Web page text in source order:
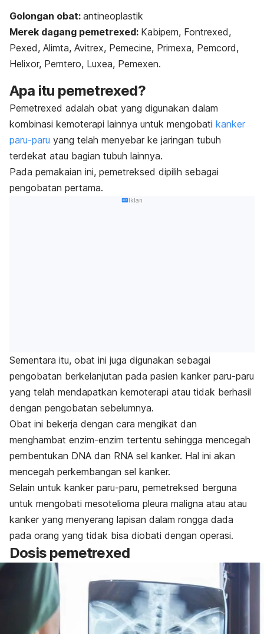
Golongan obat: antineoplastik
Merek dagang pemetrexed: Kabipem, Fontrexed,
Pexed, Alimta, Avitrex, Pemecine, Primexa, Pemcord,
Helixor, Pemtero, Luxea, Pemexen.
Apa itu pemetrexed?
Pemetrexed adalah obat yang digunakan dalam
kombinasi kemoterapi lainnya untuk mengobati kanker
paru-paru yang telah menyebar ke jaringan tubuh
terdekat atau bagian tubuh lainnya.
Pada pemakaian ini, pemetreksed dipilih sebagai
pengobatan pertama.
Iklan
Sementara itu, obat ini juga digunakan sebagai
pengobatan berkelanjutan pada pasien kanker paru-paru
yang telah mendapatkan kemoterapi atau tidak berhasil
dengan pengobatan sebelumnya.
Obat ini bekerja dengan cara mengikat dan
menghambat enzim-enzim tertentu sehingga mencegah
pembentukan DNA dan RNA sel kanker. Hal ini akan
mencegah perkembangan sel kanker.
Selain untuk kanker paru-paru, pemetreksed berguna
untuk mengobati mesotelioma pleura maligna atau atau
kanker yang menyerang lapisan dalam rongga dada
pada orang yang tidak bisa diobati dengan operasi.
Dosis pemetrexed